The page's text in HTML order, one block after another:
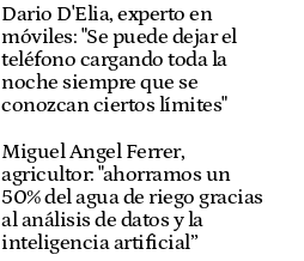
Dario D'Elia, experto en
móviles: "Se puede dejar el
teléfono cargando toda la
noche siempre que se
conozcan ciertos límites"
Miguel Angel Ferrer,
agricultor: "ahorramos un
50% del agua de riego gracias
al análisis de datos y la
inteligencia artificial”